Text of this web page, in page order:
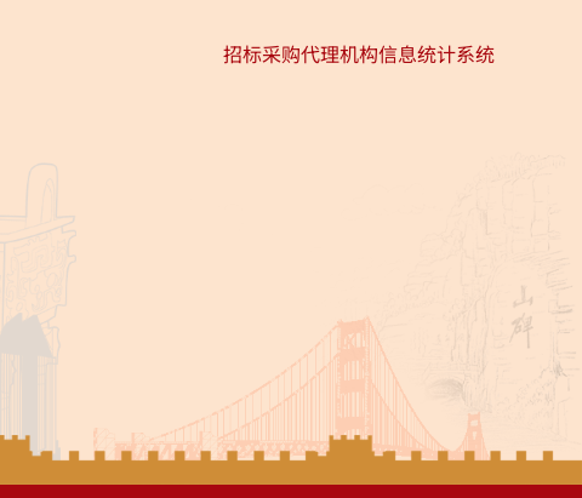
招标采购代理机构信息统计系统